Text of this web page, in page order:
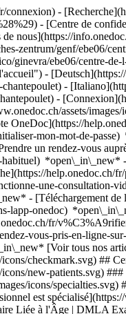
connexion) -
- [Centre de
nous](https://
zentrum/genf/ebe06/
ginevra/ebe06/centre-
-
-
-
assets/
OneDoc](https://
mon-mot-de-
un rendez-vous
*open\_in\_new*
une-consultation-
- [Téléchargement
lapp-onedoc)